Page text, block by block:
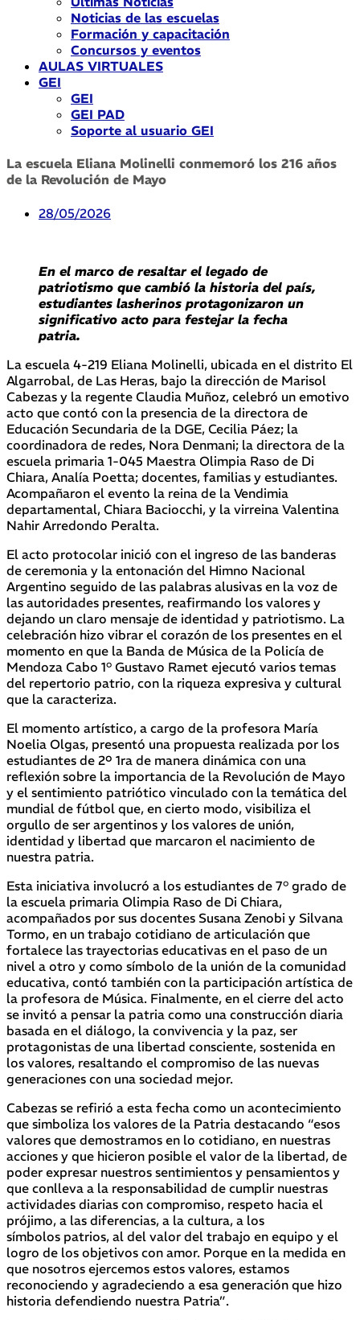
Noticias de las escuelas
Formación y capacitación
Concursos y eventos
AULAS VIRTUALES
GEI
GEI
GEI PAD
Soporte al usuario GEI
La escuela Eliana Molinelli conmemoró los 216 años
de la Revolución de Mayo
28/05/2026
En el marco de resaltar el legado de
patriotismo que cambió la historia del país,
estudiantes lasherinos protagonizaron un
significativo acto para festejar la fecha
patria.
La escuela 4-219 Eliana Molinelli, ubicada en el distrito El
Algarrobal, de Las Heras, bajo la dirección de Marisol
Cabezas y la regente Claudia Muñoz, celebró un emotivo
acto que contó con la presencia de la directora de
Educación Secundaria de la DGE, Cecilia Páez; la
coordinadora de redes, Nora Denmani; la directora de la
escuela primaria 1-045 Maestra Olimpia Raso de Di
Chiara, Analía Poetta; docentes, familias y estudiantes.
Acompañaron el evento la reina de la Vendimia
departamental, Chiara Baciocchi, y la virreina Valentina
Nahir Arredondo Peralta.
El acto protocolar inició con el ingreso de las banderas
de ceremonia y la entonación del Himno Nacional
Argentino seguido de las palabras alusivas en la voz de
las autoridades presentes, reafirmando los valores y
dejando un claro mensaje de identidad y patriotismo. La
celebración hizo vibrar el corazón de los presentes en el
momento en que la Banda de Música de la Policía de
Mendoza Cabo 1° Gustavo Ramet ejecutó varios temas
del repertorio patrio, con la riqueza expresiva y cultural
que la caracteriza.
El momento artístico, a cargo de la profesora María
Noelia Olgas, presentó una propuesta realizada por los
estudiantes de 2º 1ra de manera dinámica con una
reflexión sobre la importancia de la Revolución de Mayo
y el sentimiento patriótico vinculado con la temática del
mundial de fútbol que, en cierto modo, visibiliza el
orgullo de ser argentinos y los valores de unión,
identidad y libertad que marcaron el nacimiento de
nuestra patria.
Esta iniciativa involucró a los estudiantes de 7° grado de
la escuela primaria Olimpia Raso de Di Chiara,
acompañados por sus docentes Susana Zenobi y Silvana
Tormo, en un trabajo cotidiano de articulación que
fortalece las trayectorias educativas en el paso de un
nivel a otro y como símbolo de la unión de la comunidad
educativa, contó también con la participación artística de
la profesora de Música. Finalmente, en el cierre del acto
se invitó a pensar la patria como una construcción diaria
basada en el diálogo, la convivencia y la paz, ser
protagonistas de una libertad consciente, sostenida en
los valores, resaltando el compromiso de las nuevas
generaciones con una sociedad mejor.
Cabezas se refirió a esta fecha como un acontecimiento
que simboliza los valores de la Patria destacando “esos
valores que demostramos en lo cotidiano, en nuestras
acciones y que hicieron posible el valor de la libertad, de
poder expresar nuestros sentimientos y pensamientos y
que conlleva a la responsabilidad de cumplir nuestras
actividades diarias con compromiso, respeto hacia el
prójimo, a las diferencias, a la cultura, a los
símbolos patrios, al del valor del trabajo en equipo y el
logro de los objetivos con amor. Porque en la medida en
que nosotros ejercemos estos valores, estamos
reconociendo y agradeciendo a esa generación que hizo
historia defendiendo nuestra Patria”.